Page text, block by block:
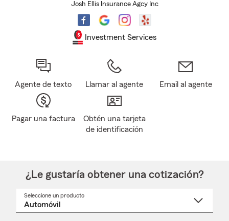
Josh Ellis Insurance Agcy Inc
Investment Services
Agente de texto Llamar al agente Email al agente
Pagar una factura
Obtén una tarjeta
de identificación
¿Le gustaría obtener una cotización?
Seleccione un producto